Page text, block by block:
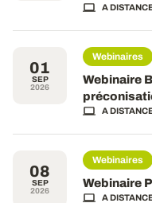
A
01
SEP
2026
Webinaires
Webinaire
A
08
SEP
2026
Webinaires
Webinaire
A